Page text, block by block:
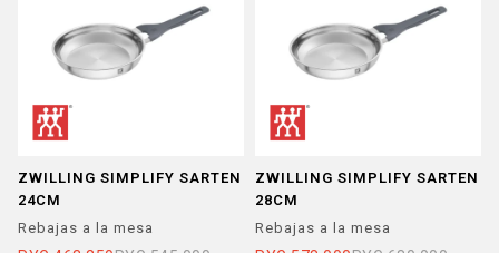
ZWILLING SIMPLIFY SARTEN
24CM
Rebajas a la mesa
ZWILLING SIMPLIFY SARTEN
28CM
Rebajas a la mesa